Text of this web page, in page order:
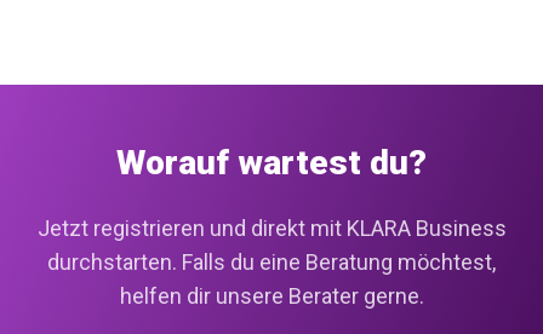
Worauf wartest du?
Jetzt registrieren und direkt mit KLARA Business
durchstarten. Falls du eine Beratung möchtest,
helfen dir unsere Berater gerne.